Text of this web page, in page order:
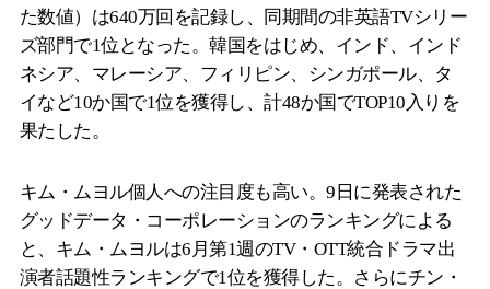
た数値）は640万回を記録し、同期間の非英語TVシリー
ズ部門で1位となった。韓国をはじめ、インド、インド
ネシア、マレーシア、フィリピン、シンガポール、タ
イなど10か国で1位を獲得し、計48か国でTOP10入りを
果たした。
キム・ムヨル個人への注目度も高い。9日に発表された
グッドデータ・コーポレーションのランキングによる
と、キム・ムヨルは6月第1週のTV・OTT統合ドラマ出
演者話題性ランキングで1位を獲得した。さらにチン・